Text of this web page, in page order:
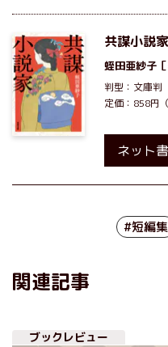
共謀小説家
蛭田亜紗子
判型：文庫判
定価：858円
ネット
#短編集
関連記事
ブックレビュー